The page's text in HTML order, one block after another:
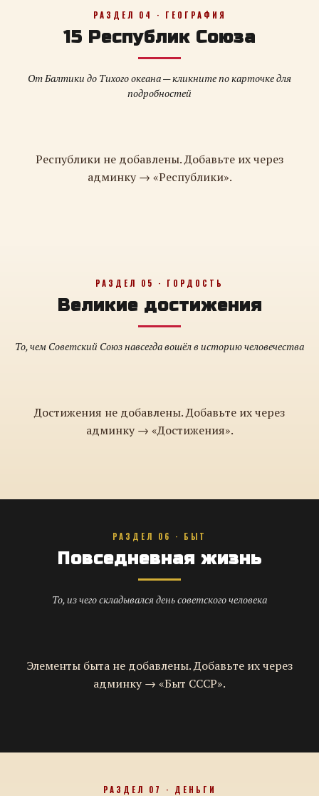
РАЗДЕЛ 04 · ГЕОГРАФИЯ
15 Республик Союза
От Балтики до Тихого океана — кликните по карточке для
подробностей
Республики не добавлены. Добавьте их через
админку → «Республики».
РАЗДЕЛ 05 · ГОРДОСТЬ
Великие достижения
То, чем Советский Союз навсегда вошёл в историю человечества
Достижения не добавлены. Добавьте их через
админку → «Достижения».
РАЗДЕЛ 06 · БЫТ
Повседневная жизнь
То, из чего складывался день советского человека
Элементы быта не добавлены. Добавьте их через
админку → «Быт СССР».
РАЗДЕЛ 07 · ДЕНЬГИ